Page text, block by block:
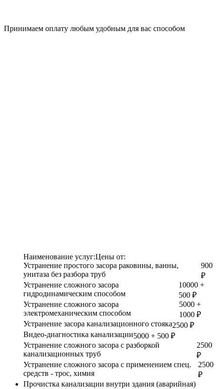
Принимаем оплату любым удобным для вас способом
Наименование услуг:Цены от:
Устранение простого засора раковины, ванны,
унитаза без разбора труб
900
₽
Устранение сложного засора
гидродинамическим способом
10000 +
500 ₽
Устранение сложного засора
электромеханическим способом
5000 +
1000 ₽
Устранение засора канализационного стояка2500 ₽
Видео-диагностика канализации5000 + 500 ₽
Устранение сложного засора с разборкой
канализационных труб
2500
₽
Устранение сложного засора с применением спец.
средств - трос, химия
2500
₽
Прочистка канализации внутри здания (аварийная)